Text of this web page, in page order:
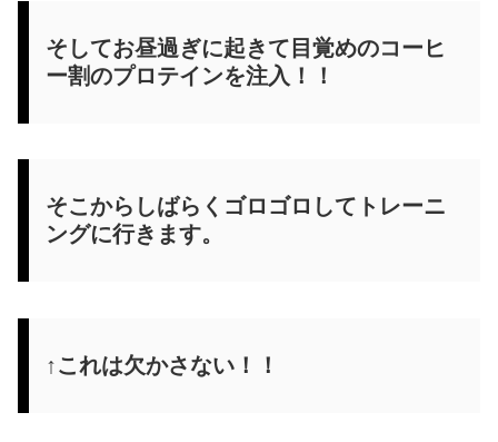
そしてお昼過ぎに起きて目覚めのコーヒ
ー割のプロテインを注入！！
そこからしばらくゴロゴロしてトレーニ
ングに行きます。
↑これは欠かさない！！